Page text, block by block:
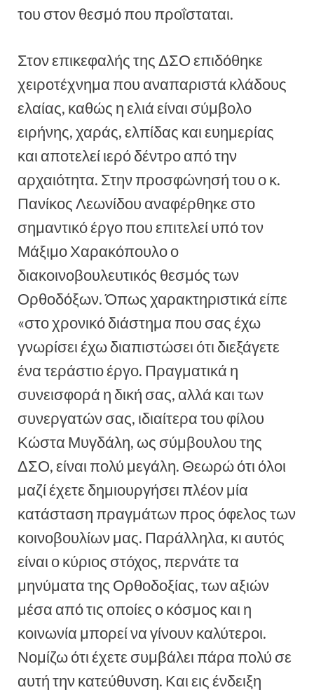
του στον θεσμό που προΐσταται.
Στον επικεφαλής της ΔΣΟ επιδόθηκε
χειροτέχνημα που αναπαριστά κλάδους
ελαίας, καθώς η ελιά είναι σύμβολο
ειρήνης, χαράς, ελπίδας και ευημερίας
και αποτελεί ιερό δέντρο από την
αρχαιότητα. Στην προσφώνησή του ο κ.
Πανίκος Λεωνίδου αναφέρθηκε στο
σημαντικό έργο που επιτελεί υπό τον
Μάξιμο Χαρακόπουλο ο
διακοινοβουλευτικός θεσμός των
Ορθοδόξων. Όπως χαρακτηριστικά είπε
«στο χρονικό διάστημα που σας έχω
γνωρίσει έχω διαπιστώσει ότι διεξάγετε
ένα τεράστιο έργο. Πραγματικά η
συνεισφορά η δική σας, αλλά και των
συνεργατών σας, ιδιαίτερα του φίλου
Κώστα Μυγδάλη, ως σύμβουλου της
ΔΣΟ, είναι πολύ μεγάλη. Θεωρώ ότι όλοι
μαζί έχετε δημιουργήσει πλέον μία
κατάσταση πραγμάτων προς όφελος των
κοινοβουλίων μας. Παράλληλα, κι αυτός
είναι ο κύριος στόχος, περνάτε τα
μηνύματα της Ορθοδοξίας, των αξιών
μέσα από τις οποίες ο κόσμος και η
κοινωνία μπορεί να γίνουν καλύτεροι.
Νομίζω ότι έχετε συμβάλει πάρα πολύ σε
αυτή την κατεύθυνση. Και εις ένδειξη